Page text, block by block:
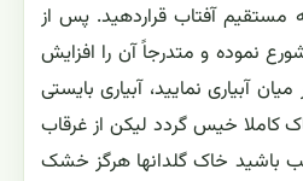
مستقیم آفتاب قراردهید. پس از
نموده و متدرجاً آن را افزایش
آبیاری نمایید، آبیاری بایستی
کاملا خیس گردد لیکن از غرقاب
باشید خاک گلدانها هرگز خشک